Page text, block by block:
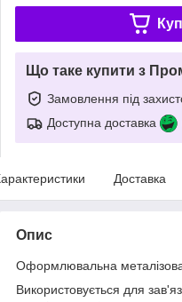
Що таке купити з
Замовлення під
Доступна доставка
Доставка
Опис
Оформлювальна
Використовується для